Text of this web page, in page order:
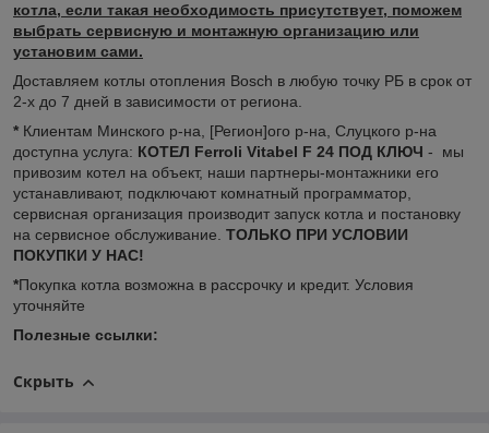
котла, если такая необходимость присутствует, поможем
выбрать сервисную и монтажную организацию или
установим сами.
Доставляем котлы отопления Bosch в любую точку РБ в срок от
2-х до 7 дней в зависимости от региона.
* Клиентам Минского р-на, [Регион]ого р-на, Слуцкого р-на
доступна услуга: КОТЕЛ Ferroli Vitabel F 24 ПОД КЛЮЧ - мы
привозим котел на объект, наши партнеры-монтажники его
устанавливают, подключают комнатный программатор,
сервисная организация производит запуск котла и постановку
на сервисное обслуживание. ТОЛЬКО ПРИ УСЛОВИИ
ПОКУПКИ У НАС!
*Покупка котла возможна в рассрочку и кредит. Условия
уточняйте
Полезные ссылки:
Скрыть